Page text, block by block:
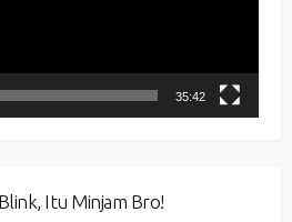
35:42
Itu Minjam Bro!